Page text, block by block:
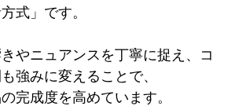
式」です。
やニュアンスを丁寧に捉え、コ
強みに変えることで、
完成度を高めています。